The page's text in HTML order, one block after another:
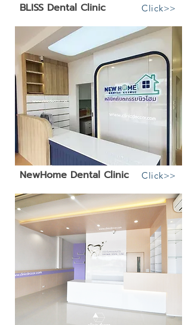
BLISS Dental Clinic Click>>
NewHome Dental Clinic Click>>